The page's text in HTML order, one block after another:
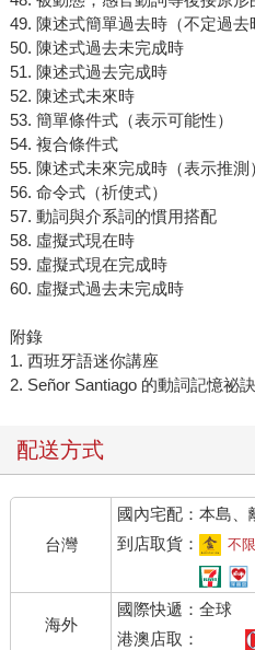
49. 陳述式簡單過去時（不定過去
50. 陳述式過去未完成時
51. 陳述式過去完成時
52. 陳述式未來時
53. 簡單條件式（表示可能性）
54. 複合條件式
55. 陳述式未來完成時（表示推測
56. 命令式（祈使式）
57. 動詞與介系詞的慣用搭配
58. 虛擬式現在時
59. 虛擬式現在完成時
60. 虛擬式過去未完成時
附錄
1. 西班牙語迷你講座
2. Señor Santiago 的動詞記憶祕訣
配送方式
台灣
國內宅配：本島、
到店取貨：
不
海外
國際快遞：全球
港澳店取：